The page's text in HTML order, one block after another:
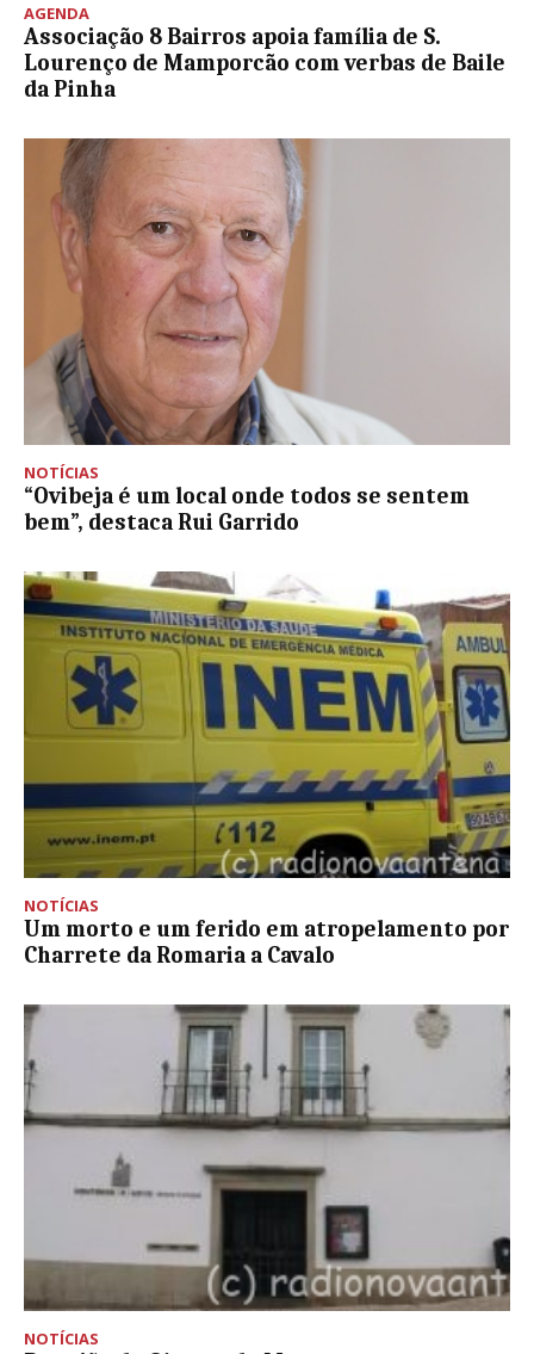
AGENDA
Associação 8 Bairros apoia família de S.
Lourenço de Mamporcão com verbas de Baile
da Pinha
NOTÍCIAS
“Ovibeja é um local onde todos se sentem
bem”, destaca Rui Garrido
NOTÍCIAS
Um morto e um ferido em atropelamento por
Charrete da Romaria a Cavalo
NOTÍCIAS